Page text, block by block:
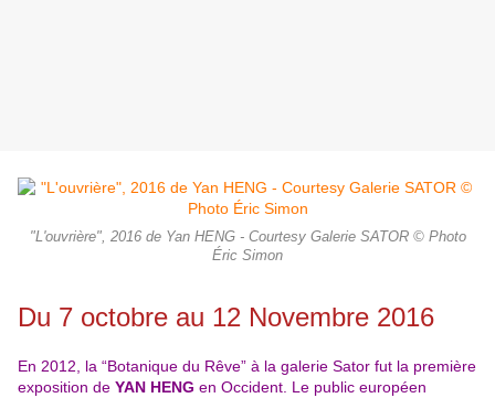
"L'ouvrière", 2016 de Yan HENG - Courtesy Galerie SATOR © Photo
Éric Simon
Du 7 octobre au 12 Novembre 2016
En 2012, la “Botanique du Rêve” à la galerie Sator fut la première
exposition de YAN HENG en Occident. Le public européen